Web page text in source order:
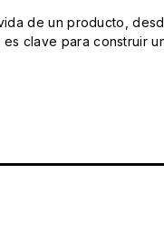
de un producto,
clave para construir